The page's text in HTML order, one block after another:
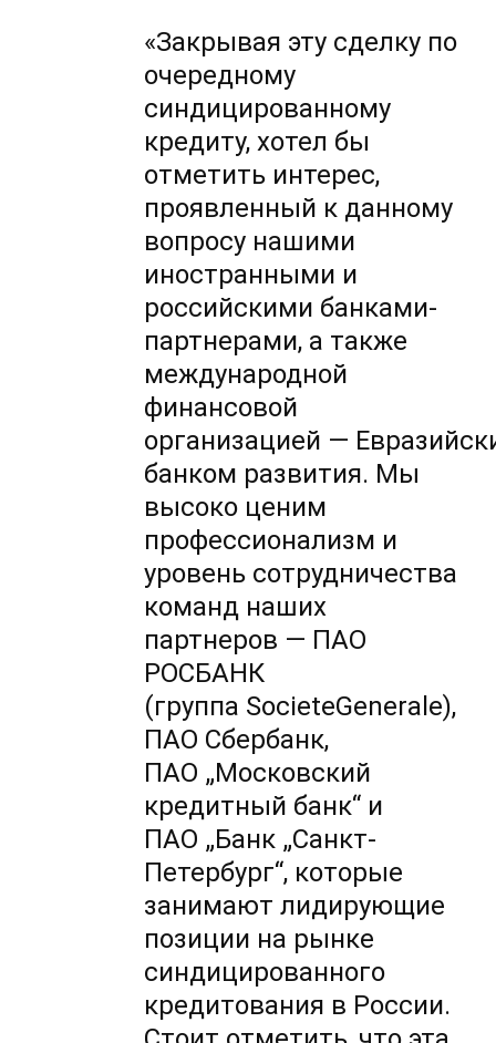
«Закрывая эту сделку по
очередному
синдицированному
кредиту, хотел бы
отметить интерес,
проявленный к данному
вопросу нашими
иностранными и
российскими банками-
партнерами, а также
международной
финансовой
организацией —
банком развития. Мы
высоко ценим
профессионализм и
уровень сотрудничества
команд наших
партнеров — ПАО
РОСБАНК
(группа SocieteGenerale),
ПАО Сбербанк,
ПАО „Московский
кредитный банк“ и
ПАО „Банк „Санкт-
Петербург“, которые
занимают лидирующие
позиции на рынке
синдицированного
кредитования в России.